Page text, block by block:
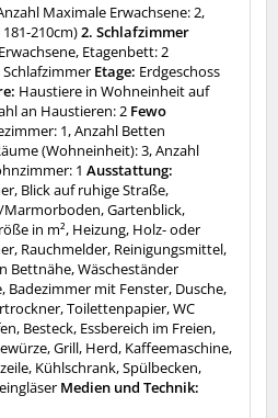
Maximale Erwachsene: 2,
210cm)2. Schlafzimmer
Etagenbett: 2
Etage: Erdgeschoss
Haustiere in Wohneinheit auf
an Haustieren: 2 Fewo
1, Anzahl Betten
(Wohneinheit): 3, Anzahl
1 Ausstattung:
Blick auf ruhige Straße,
Marmorboden, Gartenblick,
in m², Heizung, Holz- oder
Rauchmelder, Reinigungsmittel,
Bettnähe, Wäscheständer
Badezimmer mit Fenster, Dusche,
Toilettenpapier, WC
Besteck, Essbereich im Freien,
Grill, Herd, Kaffeemaschine,
Kühlschrank, Spülbecken,
Medien und Technik: